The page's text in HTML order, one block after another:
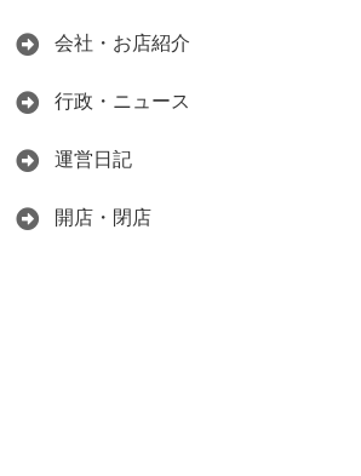
会社・お店紹介
行政・ニュース
運営日記
開店・閉店